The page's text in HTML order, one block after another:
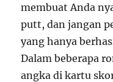
membuat Anda
putt, dan jangan
yang hanya
Dalam beberapa
angka di kartu